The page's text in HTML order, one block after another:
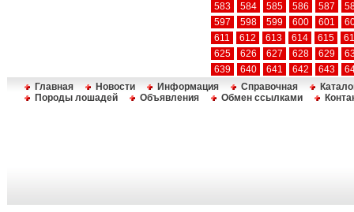
583
584 585 586 587
597
598 599 600 601
611
612 613 614 615
625
626 627 628 629
639
640 641 642 643
Главная
Новости Информация Справочная
Породы лошадей
Объявления Обмен ссылками